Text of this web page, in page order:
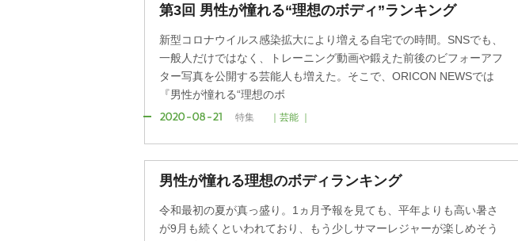
第3回 男性が憧れる“理想のボディ”ランキング
新型コロナウイルス感染拡大により増える自宅での時間。SNSでも、
一般人だけではなく、トレーニング動画や鍛えた前後のビフォーアフ
ター写真を公開する芸能人も増えた。そこで、ORICON NEWSでは
『男性が憧れる“理想のボ
2020-08-21 特集 ｜芸能 ｜
男性が憧れる理想のボディランキング
令和最初の夏が真っ盛り。1ヵ月予報を見ても、平年よりも高い暑さ
が9月も続くといわれており、もう少しサマーレジャーが楽しめそう